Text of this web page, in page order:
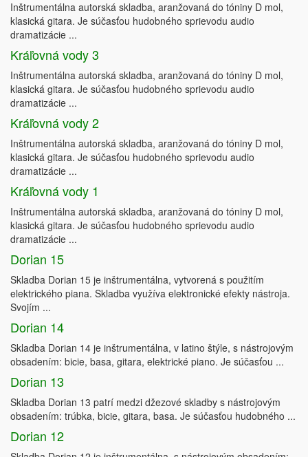
Inštrumentálna autorská skladba, aranžovaná do tóniny D mol,
klasická gitara. Je súčasťou hudobného sprievodu audio
dramatizácie ...
Kráľovná vody 3
Inštrumentálna autorská skladba, aranžovaná do tóniny D mol,
klasická gitara. Je súčasťou hudobného sprievodu audio
dramatizácie ...
Kráľovná vody 2
Inštrumentálna autorská skladba, aranžovaná do tóniny D mol,
klasická gitara. Je súčasťou hudobného sprievodu audio
dramatizácie ...
Kráľovná vody 1
Inštrumentálna autorská skladba, aranžovaná do tóniny D mol,
klasická gitara. Je súčasťou hudobného sprievodu audio
dramatizácie ...
Dorian 15
Skladba Dorian 15 je inštrumentálna, vytvorená s použitím
elektrického piana. Skladba využíva elektronické efekty nástroja.
Svojím ...
Dorian 14
Skladba Dorian 14 je inštrumentálna, v latino štýle, s nástrojovým
obsadením: bicie, basa, gitara, elektrické piano. Je súčasťou ...
Dorian 13
Skladba Dorian 13 patrí medzi džezové skladby s nástrojovým
obsadením: trúbka, bicie, gitara, basa. Je súčasťou hudobného ...
Dorian 12